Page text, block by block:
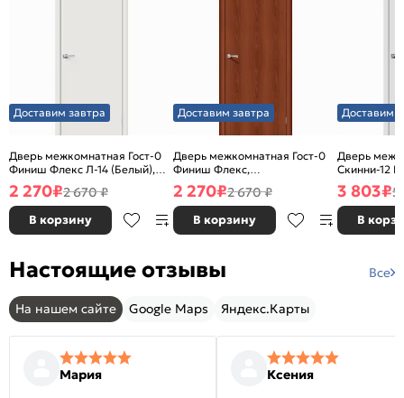
Доставим завтра
Дверь межкомнатная Гост-0
Финиш Флекс Л-14 (Белый),
глухая, каркасно-щитовая
2 270₽2 670 ₽
В корзину
Доставим завтра
Дверь межкомнатная Гост-0
Финиш Флекс,
Ламинированные Л-11
(ИталОрех), глухая, каркасно-
щитовая
2 270₽2 670 ₽
В корзину
Доставим
Дверь
Скинни-12
глухая,
3 803₽5
В
Настоящие отзывы Все
На нашем сайте Google Maps Яндекс.Карты
Мария Ксения